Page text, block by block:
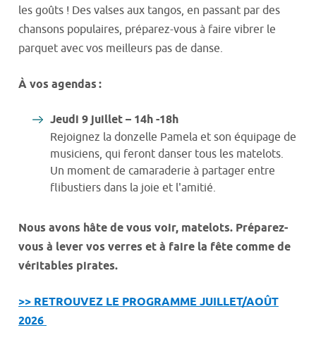
les goûts ! Des valses aux tangos, en passant par des
chansons populaires, préparez-vous à faire vibrer le
parquet avec vos meilleurs pas de danse.
À vos agendas :
Jeudi 9 juillet – 14h -18h
Rejoignez la donzelle Pamela et son équipage de
musiciens, qui feront danser tous les matelots.
Un moment de camaraderie à partager entre
flibustiers dans la joie et l'amitié.
Nous avons hâte de vous voir, matelots. Préparez-
vous à lever vos verres et à faire la fête comme de
véritables pirates.
>> RETROUVEZ LE PROGRAMME JUILLET/AOÛT
2026